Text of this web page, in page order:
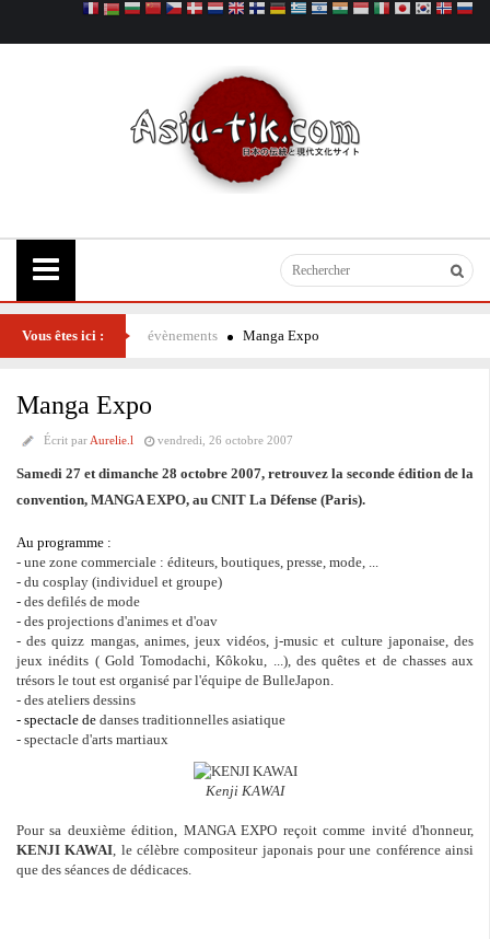
Vous êtes ici : évènements Manga Expo
Manga Expo
Écrit par Aurelie.l vendredi, 26 octobre 2007
Samedi 27 et dimanche 28 octobre 2007, retrouvez la seconde édition de la
convention, MANGA EXPO, au CNIT La Défense (Paris).
Au programme :
- une zone commerciale : éditeurs, boutiques, presse, mode, ...
- du cosplay (individuel et groupe)
- des defilés de mode
- des projections d'animes et d'oav
- des quizz mangas, animes, jeux vidéos, j-music et culture japonaise, des
jeux inédits ( Gold Tomodachi,Kôkoku, ...), des quêtes et de chasses aux
trésors le tout est organisé par l'équipe de BulleJapon.
- des ateliers dessins
- spectacle de danses traditionnelles asiatique
- spectacle d'arts martiaux
Kenji KAWAI
Pour sa deuxième édition, MANGA EXPO reçoit comme invité d'honneur,
KENJI KAWAI, le célèbre compositeur japonais pour une conférence ainsi
que des séances de dédicaces.